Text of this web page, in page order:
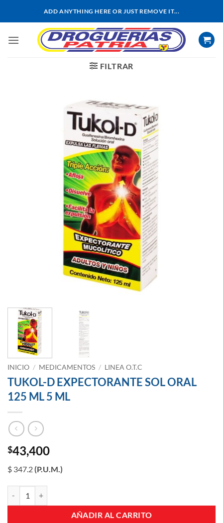
ADD ANYTHING HERE OR JUST REMOVE IT...
FILTRAR
INICIO / MEDICAMENTOS / LINEA O.T.C
TUKOL-D EXPECTORANTE SOL ORAL
125 ML 5 ML
$43,400
$ 347.2(P.U.M.)
AÑADIR AL CARRITO